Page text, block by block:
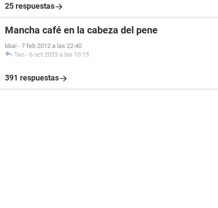
25 respuestas
Mancha café en la cabeza del pene
bba! - 7 feb 2012 a las 22:40
Teo - 6 oct 2023 a las 10:15
391 respuestas